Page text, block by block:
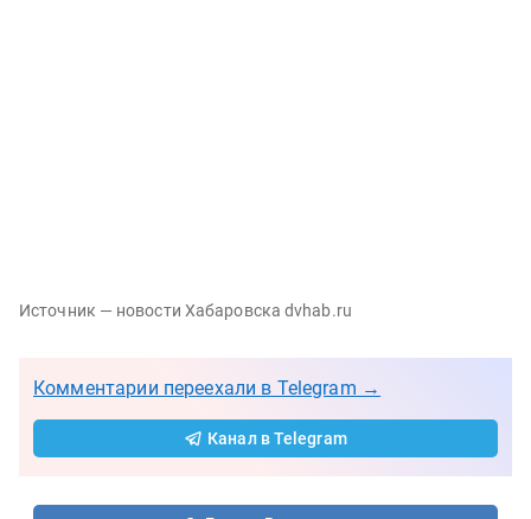
Источник — новости Хабаровска dvhab.ru
Комментарии переехали в Telegram →
Канал в Telegram